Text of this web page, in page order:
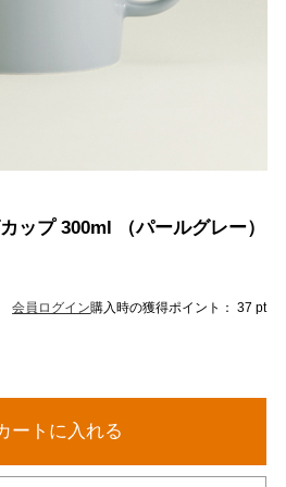
ップ 300ml （パールグレー）
会員ログイン購入時の獲得ポイント： 37 pt
ートに入れる